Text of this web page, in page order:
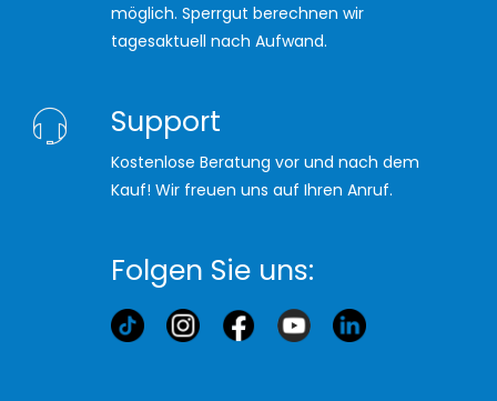
möglich. Sperrgut berechnen wir
tagesaktuell nach Aufwand.
Support
Kostenlose Beratung vor und nach dem
Kauf! Wir freuen uns auf Ihren Anruf.
Folgen Sie uns: